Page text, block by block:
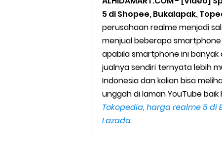
10 Cara Jitu Autobid Untuk
Batas Saldo Untuk Akun
Cara Mudah Melihat QR dan
Enroute Drop: Arti dan
Cara Transfer Gopay ke
5 di Shopee, Bukalapak,
perusahaan realme menjadi
menjual beberapa
apabila smartphone ini
jualnya sendiri ternyata lebih
Indonesia dan kalian bisa
unggah di laman YouTube baik
Tokopedia, harga realme 5
Lazada.